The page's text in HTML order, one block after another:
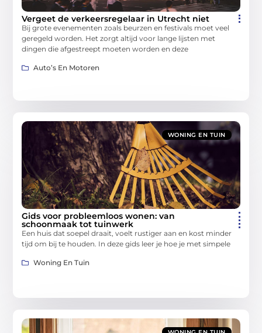
Vergeet de verkeersregelaar in Utrecht niet
Bij grote evenementen zoals beurzen en festivals moet veel
geregeld worden. Het zorgt altijd voor lange lijsten met
dingen die afgestreept moeten worden en deze
Auto’s En Motoren
WONING EN TUIN
Gids voor probleemloos wonen: van
schoonmaak tot tuinwerk
Een huis dat soepel draait, voelt rustiger aan en kost minder
tijd om bij te houden. In deze gids leer je hoe je met simpele
Woning En Tuin